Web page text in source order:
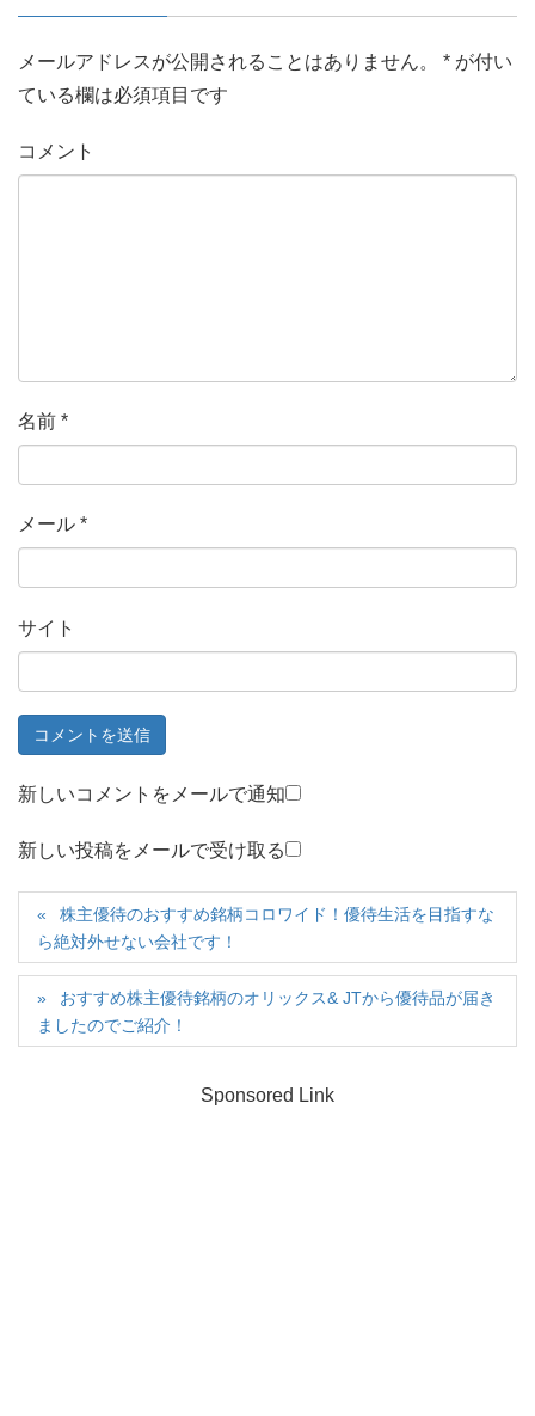
メールアドレスが公開されることはありません。 * が付い
ている欄は必須項目です
コメント
名前 *
メール *
サイト
新しいコメントをメールで通知
新しい投稿をメールで受け取る
株主優待のおすすめ銘柄コロワイド！優待生活を目指すな
ら絶対外せない会社です！
おすすめ株主優待銘柄のオリックス& JTから優待品が届き
ましたのでご紹介！
Sponsored Link